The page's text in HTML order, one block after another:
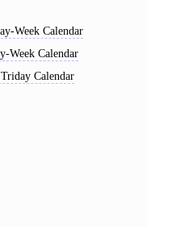
Week Calendar
Week Calendar
Calendar